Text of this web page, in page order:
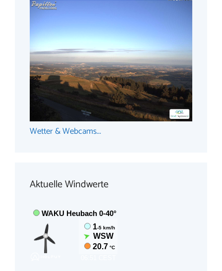
Wetter & Webcams...
Aktuelle Windwerte